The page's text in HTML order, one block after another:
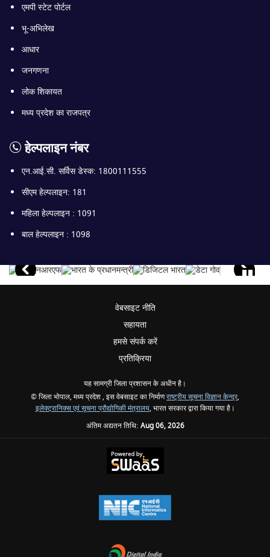
एमपी स्टेट पोर्टल
भू-अभिलेख
आधार
जनगणना
लोक शिकायत
मध्य प्रदेश का राजपत्र
हेल्पलाइन नंबर
एन.आई.सी. सर्विस डेस्क: 1800111555
सीएम हेल्पलाइन: 181
महिला हेल्पलाइन : 1091
बाल हेल्पलाइन : 1098
वेबसाइट नीति
सहायता
हमसे संपर्क करें
प्रतिक्रिया
यह सामग्री जिला प्रशासन के अधीन है।
© जिला भोपाल, मध्य प्रदेश , इस वेबसाइट का निर्माणराष्ट्रीय सूचना विज्ञान केन्द्र,
इलेक्ट्रानिक्स एवं सूचना प्रौद्योगिकी मंत्रालय, भारत सरकार द्वारा किया गया है।
अंतिम अद्यतन तिथि: Aug 06, 2026